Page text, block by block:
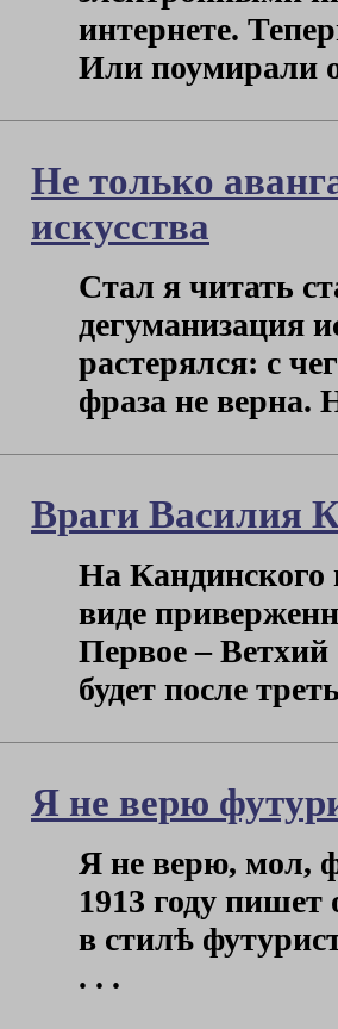
интернете.
Или поумирали
Не только
искусства
Стал я читать
дегуманизация
растерялся: с
фраза не верна.
Враги Василия
На Кандинского
виде
Первое – Ветхий
будет после
Я не верю
Я не верю, мол,
1913 году
в стилѣ
. . .